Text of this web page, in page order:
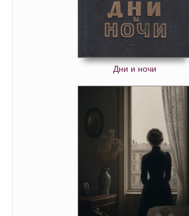
Дни и ночи